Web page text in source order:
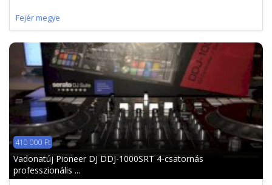
Fejér megye
410 000 Ft
Vadonatúj Pioneer DJ DDJ-1000SRT 4-csatornás
professzionális ...